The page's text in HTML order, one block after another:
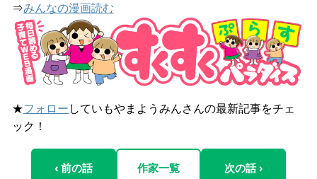
⇒みんなの漫画読む
★フォロー していもやまようみんさんの最新記事をチェ
ック！
‹ 前の話 作家一覧 次の話 ›